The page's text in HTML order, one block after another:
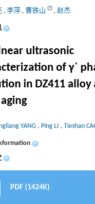
, 李萍 , 曹铁山 , 赵杰
+
ultrasonic
of γ΄
in DZ411 alloy
YANG , Ping LI , Tieshan
+
+
PDF (1424K)